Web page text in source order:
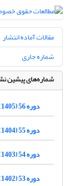
مقالات آماده انتشار
شماره جاری
شماره‌های پیشین
دوره 56 (1405)
دوره 55 (1404)
دوره 54 (1403)
دوره 53 (1402)